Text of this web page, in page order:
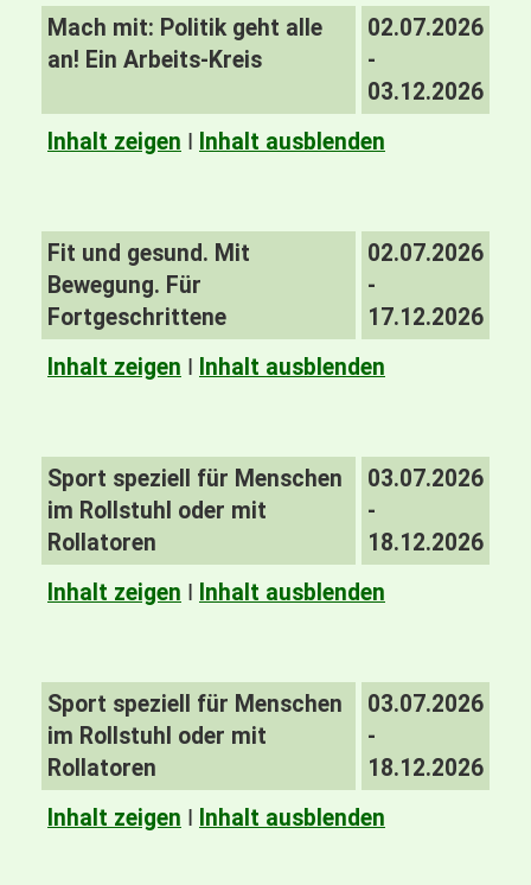
Mach mit: Politik geht alle
an! Ein Arbeits-Kreis
02.07.2026
-
03.12.2026
Inhalt zeigen I Inhalt ausblenden
Fit und gesund. Mit
Bewegung. Für
Fortgeschrittene
02.07.2026
-
17.12.2026
Inhalt zeigen I Inhalt ausblenden
Sport speziell für Menschen
im Rollstuhl oder mit
Rollatoren
03.07.2026
-
18.12.2026
Inhalt zeigen I Inhalt ausblenden
Sport speziell für Menschen
im Rollstuhl oder mit
Rollatoren
03.07.2026
-
18.12.2026
Inhalt zeigen I Inhalt ausblenden